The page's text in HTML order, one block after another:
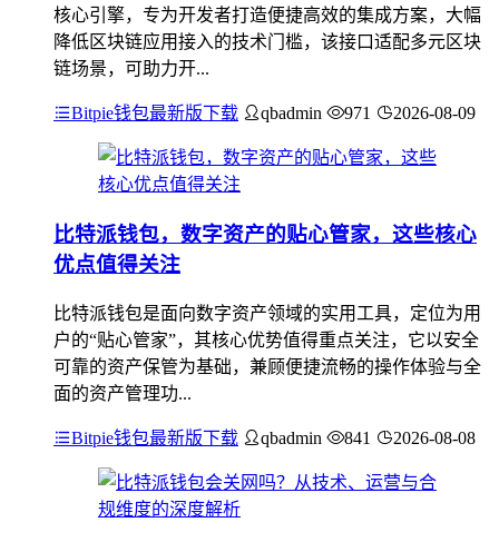
核心引擎，专为开发者打造便捷高效的集成方案，大幅
降低区块链应用接入的技术门槛，该接口适配多元区块
链场景，可助力开...
Bitpie钱包最新版下载 qbadmin 971 2026-08-09
比特派钱包，数字资产的贴心管家，这些核心
优点值得关注
比特派钱包是面向数字资产领域的实用工具，定位为用
户的“贴心管家”，其核心优势值得重点关注，它以安全
可靠的资产保管为基础，兼顾便捷流畅的操作体验与全
面的资产管理功...
Bitpie钱包最新版下载 qbadmin 841 2026-08-08